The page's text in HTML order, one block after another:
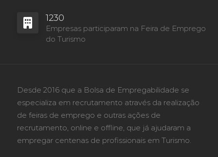
1230
Empresas participaram na Feira de Emprego
do Turismo
Desde 2016 que a Bolsa de Empregabilidade se
especializa em recrutamento através da realização
de feiras de emprego e outras ações de
recrutamento, online e offline, que já ajudaram a
empregar centenas de profissionais em Turismo.